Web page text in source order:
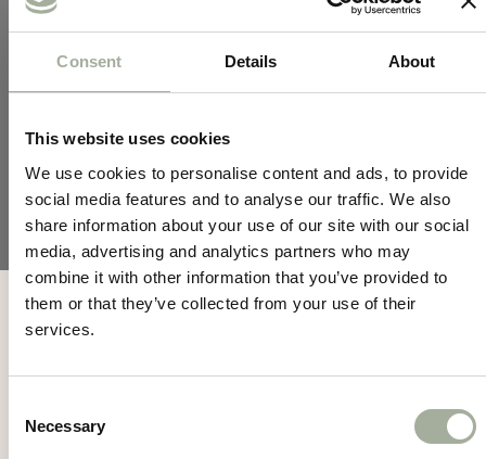
Consent Details About
This website uses cookies
We use cookies to personalise content and ads, to provide
social media features and to analyse our traffic. We also
share information about your use of our site with our social
media, advertising and analytics partners who may
combine it with other information that you’ve provided to
them or that they’ve collected from your use of their
services.
Selection
Necessary
en blauw, en in de maten Small, Medium en Large.
Speciaal ontwikkeld voor puppy’s
Gemaakt van zachter rubber dat geschikt is
voor het gevoelige gebit van jonge honden.
Ondersteunt gezond kauwgedrag
Helpt bij het doorkomen van tanden en leert
Geschikt voor beloningssnoepjes, brokjes of
Mis geen acties en
nieuws meer!